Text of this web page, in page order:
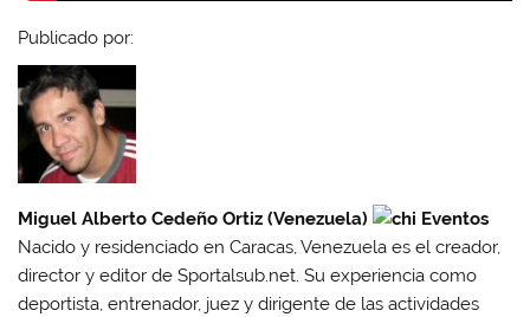
Publicado por:
Miguel Alberto Cedeño Ortiz (Venezuela)
Nacido y residenciado en Caracas, Venezuela es el creador,
director y editor de Sportalsub.net. Su experiencia como
deportista, entrenador, juez y dirigente de las actividades